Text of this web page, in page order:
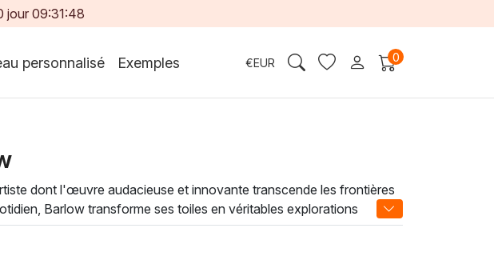
jour 09:31:47
personnalisé Exemples €EUR 0
dont l'œuvre audacieuse et innovante transcende les frontières
Barlow transforme ses toiles en véritables explorations
vibrantes, reflète son approche unique et son engagement envers